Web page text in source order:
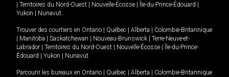
Territoires du Nord-Ouest Nouvelle-Écosse Île-du-Prince-Édouard
Yukon
Nunavut.
Trouver des courtiers en Ontario Québec Alberta
Colombie-Britannique
Manitoba Saskatchewan Nouveau-Brunswick
Terre-Neuve-et-
Labrador
Territoires du Nord-Ouest Nouvelle-Écosse
Île-du-Prince-
Édouard
Yukon Nunavut
Parcourir les bureaux en Ontario Québec Alberta
Colombie-Britannique